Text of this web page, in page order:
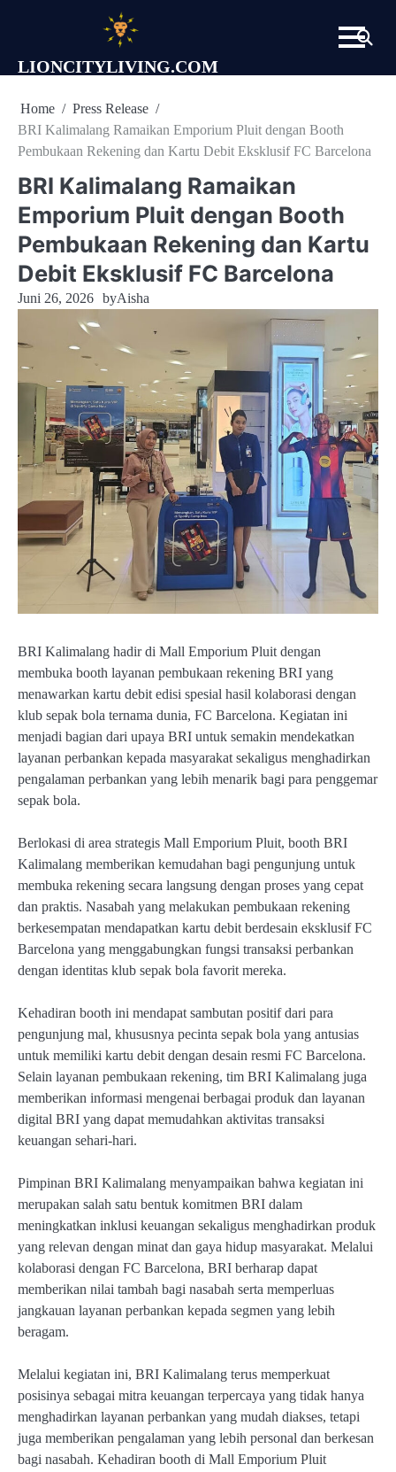
LIONCITYLIVING.COM
Home
Press Release
BRI Kalimalang Ramaikan Emporium Pluit dengan Booth
Pembukaan Rekening dan Kartu Debit Eksklusif FC Barcelona
BRI Kalimalang Ramaikan
Emporium Pluit dengan Booth
Pembukaan Rekening dan Kartu
Debit Eksklusif FC Barcelona
Juni 26, 2026 byAisha
BRI Kalimalang hadir di Mall Emporium Pluit dengan
membuka booth layanan pembukaan rekening BRI yang
menawarkan kartu debit edisi spesial hasil kolaborasi dengan
klub sepak bola ternama dunia, FC Barcelona. Kegiatan ini
menjadi bagian dari upaya BRI untuk semakin mendekatkan
layanan perbankan kepada masyarakat sekaligus menghadirkan
pengalaman perbankan yang lebih menarik bagi para penggemar
sepak bola.
Berlokasi di area strategis Mall Emporium Pluit, booth BRI
Kalimalang memberikan kemudahan bagi pengunjung untuk
membuka rekening secara langsung dengan proses yang cepat
dan praktis. Nasabah yang melakukan pembukaan rekening
berkesempatan mendapatkan kartu debit berdesain eksklusif FC
Barcelona yang menggabungkan fungsi transaksi perbankan
dengan identitas klub sepak bola favorit mereka.
Kehadiran booth ini mendapat sambutan positif dari para
pengunjung mal, khususnya pecinta sepak bola yang antusias
untuk memiliki kartu debit dengan desain resmi FC Barcelona.
Selain layanan pembukaan rekening, tim BRI Kalimalang juga
memberikan informasi mengenai berbagai produk dan layanan
digital BRI yang dapat memudahkan aktivitas transaksi
keuangan sehari-hari.
Pimpinan BRI Kalimalang menyampaikan bahwa kegiatan ini
merupakan salah satu bentuk komitmen BRI dalam
meningkatkan inklusi keuangan sekaligus menghadirkan produk
yang relevan dengan minat dan gaya hidup masyarakat. Melalui
kolaborasi dengan FC Barcelona, BRI berharap dapat
memberikan nilai tambah bagi nasabah serta memperluas
jangkauan layanan perbankan kepada segmen yang lebih
beragam.
Melalui kegiatan ini, BRI Kalimalang terus memperkuat
posisinya sebagai mitra keuangan terpercaya yang tidak hanya
menghadirkan layanan perbankan yang mudah diakses, tetapi
juga memberikan pengalaman yang lebih personal dan berkesan
bagi nasabah. Kehadiran booth di Mall Emporium Pluit